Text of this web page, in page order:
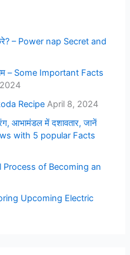
– Power nap Secret and
– Some Important Facts
Recipe April 8, 2024
आभामंडल में दशावतार, जानें
with 5 popular Facts
of Becoming an
Upcoming Electric